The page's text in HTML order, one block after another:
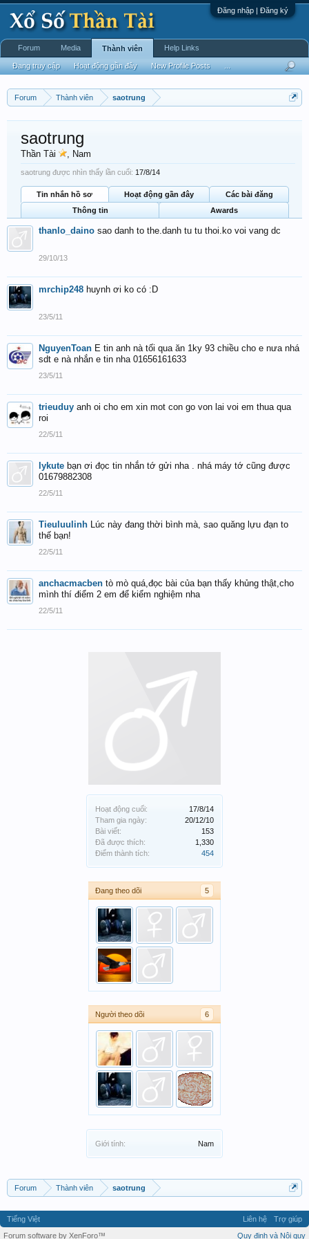
Đăng nhập | Đăng ký
Forum Thành viên saotrung
Hoạt động cuối:
17/8/14
Tham gia ngày:
20/12/10
Bài viết:
153
Đã được thích:
1,330
Điểm thành tích:
454
Đang theo dõi 5
Người theo dõi 6
Giới tính: Nam
saotrung
Thần Tài , Nam
saotrung được nhìn thấy lần cuối: 17/8/14
Tin nhắn hồ sơ Hoạt động gần đây
Các bài đăng
Thông tin
Awards
thanlo_daino sao danh to the.danh tu tu thoi.ko voi vang dc
29/10/13
mrchip248 huynh ơi ko có :D
23/5/11
NguyenToan E tin anh nà tối qua ăn 1ky 93 chiều cho e nưa nhá
sdt e nà nhắn e tin nha 01656161633
23/5/11
trieuduy anh oi cho em xin mot con go von lai voi em thua qua
roi
22/5/11
lykute bạn ơi đọc tin nhắn tớ gửi nha . nhá máy tớ cũng được
01679882308
22/5/11
Tieuluulinh Lúc này đang thời bình mà, sao quăng lựu đạn to
thế bạn!
22/5/11
anchacmacben tò mò quá,đọc bài của bạn thấy khủng thật,cho
mình thí điểm 2 em để kiểm nghiệm nha
22/5/11
Forum Thành viên saotrung
Forum Media Thành viên
Đang truy cập Hoạt động gần đây New Profile Posts
Help Links
Tiếng Việt Liên hệ
Trợ giúp
Quy định và Nội quy
Forum software by XenForo™